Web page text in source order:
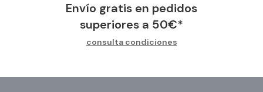
Envío gratis en pedidos
superiores a 50€*
consulta condiciones